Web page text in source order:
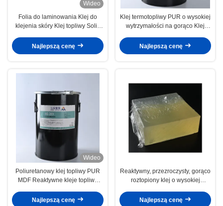
Wideo
Folia do laminowania Klej do
klejenia skóry Klej topliwy Solid
Najlepszą cenę
Klej termotopliwy PUR o wysokiej
wytrzymałości na gorąco Klej
Najlepszą cenę
Wideo
Poliuretanowy klej topliwy PUR
MDF Reaktywne kleje topliwe
drewna
Najlepszą cenę
Reaktywny, przezroczysty, gorąco
roztopiony klej o wysokiej
Najlepszą cenę